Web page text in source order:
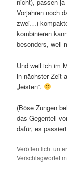
nicht), passen
Vorjahren noch
zwei…)
kombinieren
besonders, weil
Und weil ich im
in nächster Zeit
„leisten“.
(Böse Zungen
das Gegenteil
dafür, es
Veröffentlicht unter
Verschlagwortet